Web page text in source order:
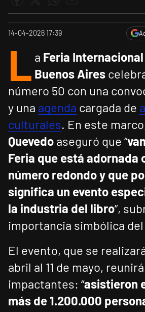
14-04-2026 17:39
L a Feria
Buenos Aires
número 50 con una
y una agenda cargada de
culturales. En este
Quevedo aseguró que “
Feria que está adornada
número redondo y que
significa un evento
la industria del libro”,
importancia simbólica
El evento, que se
abril al 11 de mayo,
impactantes: “asistieron
más de 1.200.000